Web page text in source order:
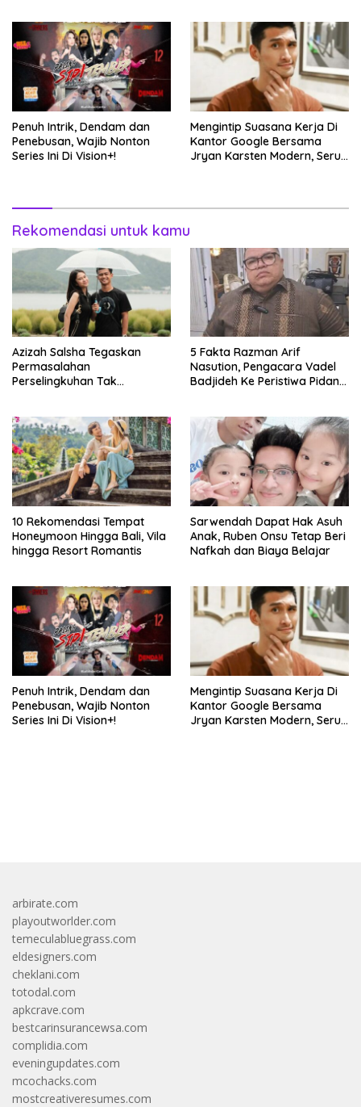
Penuh Intrik, Dendam dan
Penebusan, Wajib Nonton
Series Ini Di Vision+!
Mengintip Suasana Kerja Di
Kantor Google Bersama
Jryan Karsten Modern, Seru,
Rekomendasi untuk kamu
Azizah Salsha Tegaskan
Permasalahan
Perselingkuhan Tak
5 Fakta Razman Arif
Nasution, Pengacara Vadel
Badjideh Ke Peristiwa Pidana
10 Rekomendasi Tempat
Honeymoon Hingga Bali, Vila
hingga Resort Romantis
Sarwendah Dapat Hak Asuh
Anak, Ruben Onsu Tetap Beri
Nafkah dan Biaya Belajar
Penuh Intrik, Dendam dan
Penebusan, Wajib Nonton
Series Ini Di Vision+!
Mengintip Suasana Kerja Di
Kantor Google Bersama
Jryan Karsten Modern, Seru,
arbirate.com
playoutworlder.com
temeculabluegrass.com
eldesigners.com
cheklani.com
totodal.com
apkcrave.com
bestcarinsurancewsa.com
complidia.com
eveningupdates.com
mcochacks.com
mostcreativeresumes.com